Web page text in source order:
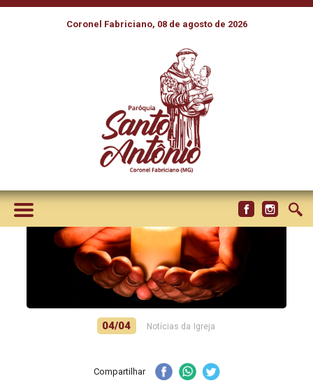
Coronel Fabriciano, 08 de agosto de 2026
POR QUE REZAMOS A MISSA
DO SÉTIMO DIA?
04/04 Notícias da Igreja
Compartilhar